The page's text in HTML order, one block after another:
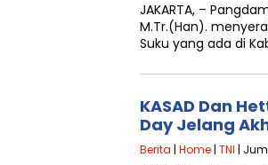
JAKARTA, –
M.Tr.(Han).
Suku yang ada di
KASAD Dan
Day Jelang
Berita | Home | TNI |